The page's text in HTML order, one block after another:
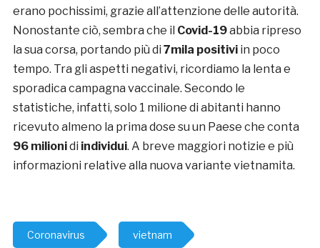
erano pochissimi, grazie all’attenzione delle autorità.
Nonostante ciò, sembra che il Covid-19abbia ripreso
la sua corsa, portando più di 7mila positiviin poco
tempo. Tra gli aspetti negativi, ricordiamo la lenta e
sporadica campagna vaccinale. Secondo le
statistiche, infatti, solo 1 milione di abitanti hanno
ricevuto almeno la prima dose su un Paese che conta
96 milionidi individui. A breve maggiori notizie e più
informazioni relative alla nuova variante vietnamita.
Coronavirus vietnam